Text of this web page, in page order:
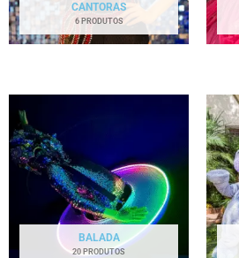
CANTORAS
6 PRODUTOS
BALADA
20 PRODUTOS